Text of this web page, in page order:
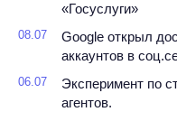
«Госуслуги»
08.07
Google открыл
аккаунтов в
06.07
Эксперимент по
агентов.